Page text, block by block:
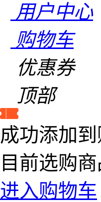
用户中心
购物车
优惠券
顶部
成功添加
目前选购
进入购物车